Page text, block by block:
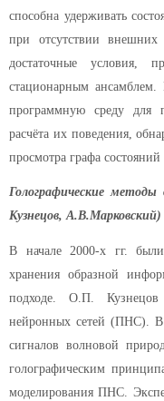
способна удерживать
при отсутствии внешних
достаточные условия,
стационарным ансамблем.
программную среду для
расчёта их поведения,
просмотра графа
Голографические
Кузнецов, А.В.Марковский)
В начале 2000-х гг.
хранения образной
подходе. О.П. Кузнецов
нейронных сетей (ПНС).
сигналов волновой
голографическим
моделирования ПНС.